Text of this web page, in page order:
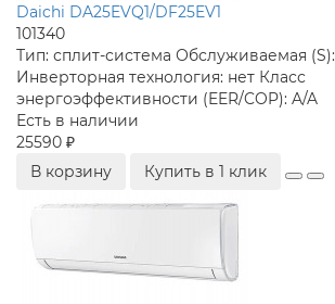
Daichi DA25EVQ1/DF25EV1
101340
Тип: сплит-система Обслуживаемая (S):
Инверторная технология: нет Класс
энергоэффективности (EER/COP): A/A
Есть в наличии
25590 ₽
В корзину
Купить в 1 клик